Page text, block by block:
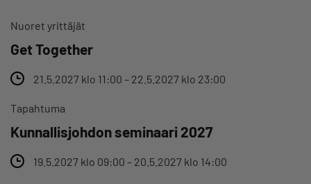
Nuoret yrittäjät
Get Together
21.5.2027 klo 11:00 – 22.5.2027 klo 23:00
Tapahtuma
Kunnallisjohdon seminaari 2027
19.5.2027 klo 09:00 – 20.5.2027 klo 14:00